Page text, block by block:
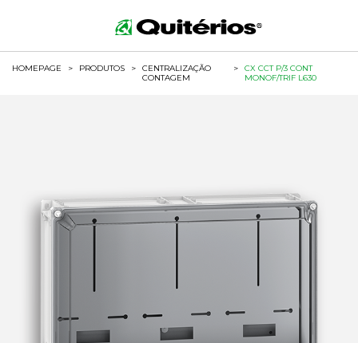
HOMEPAGE > PRODUTOS >
CENTRALIZAÇÃO
CONTAGEM
>
CX CCT P/3 CONT
MONOF/TRIF L630